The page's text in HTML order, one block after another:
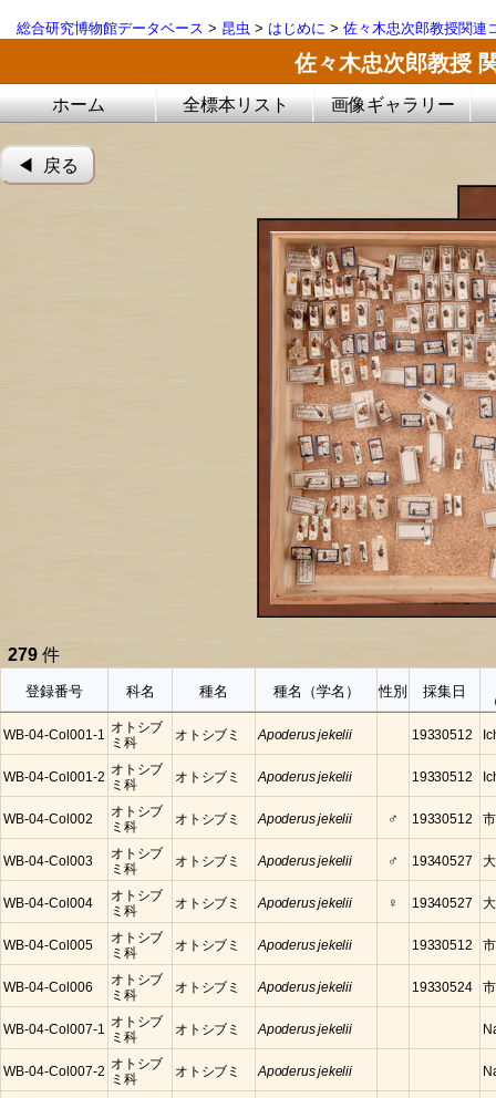
総合研究博物館データベース > 昆虫 > はじめに > 佐々木忠次郎教授関連
佐々木忠次郎教授
ホーム 全標本リスト 画像ギャラリー
◀︎ 戻る
279 件
登録番号 科名 種名 種名（学名） 性別 採集日
WB-04-Col001-1
オトシブ
ミ科
オトシブミ Apoderus jekelii 19330512
WB-04-Col001-2
オトシブ
ミ科
オトシブミ Apoderus jekelii 19330512
WB-04-Col002
オトシブ
ミ科
オトシブミ Apoderus jekelii ♂ 19330512
WB-04-Col003
オトシブ
ミ科
オトシブミ Apoderus jekelii ♂ 19340527
WB-04-Col004
オトシブ
ミ科
オトシブミ Apoderus jekelii ♀ 19340527
WB-04-Col005
オトシブ
ミ科
オトシブミ Apoderus jekelii 19330512
WB-04-Col006
オトシブ
ミ科
オトシブミ Apoderus jekelii 19330524
WB-04-Col007-1
オトシブ
ミ科
オトシブミ Apoderus jekelii
WB-04-Col007-2
オトシブ
ミ科
オトシブミ Apoderus jekelii